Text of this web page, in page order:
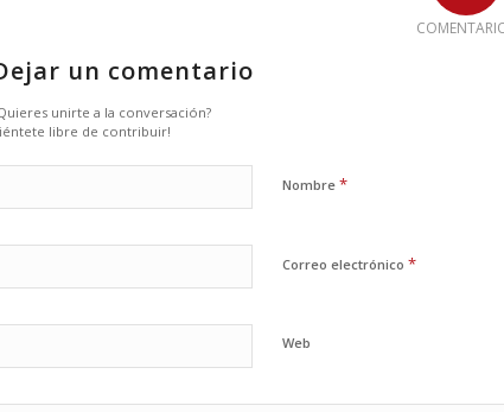
un comentario
unirte a la conversación?
libre de contribuir!
Nombre *
Correo electrónico *
Web